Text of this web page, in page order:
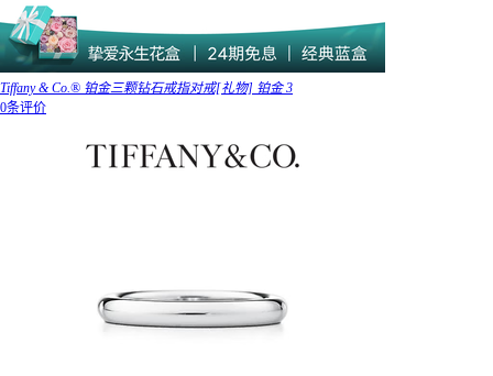
Tiffany & Co.® 铂金三颗钻石戒指对戒[礼物] 铂金 3
0条评价